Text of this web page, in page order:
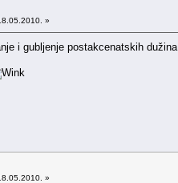
»
i gubljenje postakcenatskih dužina.
»